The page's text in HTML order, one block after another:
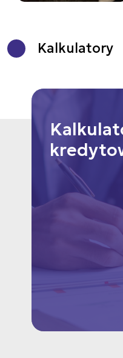
Kalkulatory